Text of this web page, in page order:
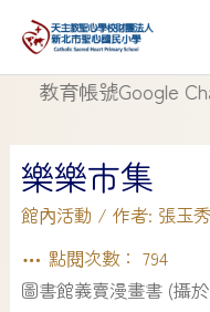
號Google Chat 服務
樂樂市集
館內活動 / 作者: 張玉
點閱次數： 794
圖書館義賣漫畫書 (攝於